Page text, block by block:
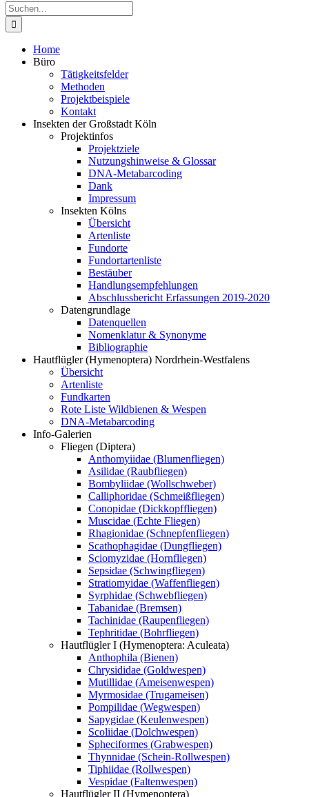
Suche
nach:
Home
Büro
Tätigkeitsfelder
Methoden
Projektbeispiele
Kontakt
Insekten der Großstadt Köln
Projektinfos
Projektziele
Nutzungshinweise & Glossar
DNA-Metabarcoding
Dank
Impressum
Insekten Kölns
Übersicht
Artenliste
Fundorte
Fundortartenliste
Bestäuber
Handlungsempfehlungen
Abschlussbericht Erfassungen 2019-2020
Datengrundlage
Datenquellen
Nomenklatur & Synonyme
Bibliographie
Hautflügler (Hymenoptera) Nordrhein-Westfalens
Übersicht
Artenliste
Fundkarten
Rote Liste Wildbienen & Wespen
DNA-Metabarcoding
Info-Galerien
Fliegen (Diptera)
Anthomyiidae (Blumenfliegen)
Asilidae (Raubfliegen)
Bombyliidae (Wollschweber)
Calliphoridae (Schmeißfliegen)
Conopidae (Dickkopffliegen)
Muscidae (Echte Fliegen)
Rhagionidae (Schnepfenfliegen)
Scathophagidae (Dungfliegen)
Sciomyzidae (Hornfliegen)
Sepsidae (Schwingfliegen)
Stratiomyidae (Waffenfliegen)
Syrphidae (Schwebfliegen)
Tabanidae (Bremsen)
Tachinidae (Raupenfliegen)
Tephritidae (Bohrfliegen)
Hautflügler I (Hymenoptera: Aculeata)
Anthophila (Bienen)
Chrysididae (Goldwespen)
Mutillidae (Ameisenwespen)
Myrmosidae (Trugameisen)
Pompilidae (Wegwespen)
Sapygidae (Keulenwespen)
Scoliidae (Dolchwespen)
Spheciformes (Grabwespen)
Thynnidae (Schein-Rollwespen)
Tiphiidae (Rollwespen)
Vespidae (Faltenwespen)
Hautflügler II (Hymenoptera)